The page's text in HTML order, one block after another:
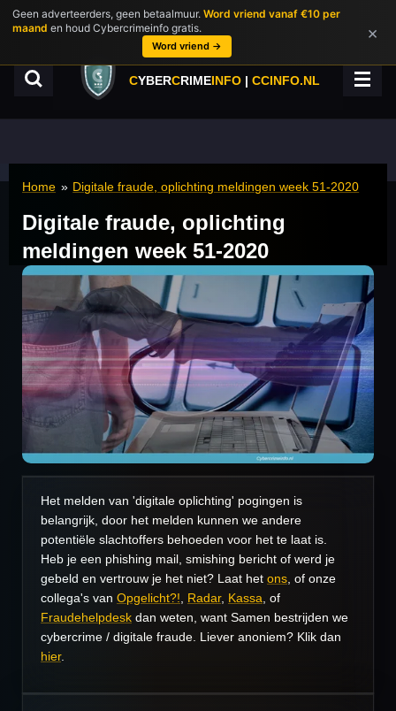
Geen adverteerders, geen betaalmuur. Word vriend vanaf €10 per
maand en houd Cybercrimeinfo gratis.
Word vriend →
×
Ga
direct
hoofdinhoud
CYBERCRIMEINFO | CCINFO.NL
Home » Digitale fraude, oplichting meldingen week 51-2020
Digitale fraude, oplichting
meldingen week 51-2020
Het melden van 'digitale oplichting' pogingen is
belangrijk, door het melden kunnen we andere
potentiële slachtoffers behoeden voor het te laat is.
Heb je een phishing mail, smishing bericht of werd je
gebeld en vertrouw je het niet? Laat het ons , of onze
collega's van Opgelicht?! Radar, Kassa , of
Fraudehelpdesk dan weten, want Samen bestrijden we
cybercrime / digitale fraude. Liever anoniem? Klik dan
hier.